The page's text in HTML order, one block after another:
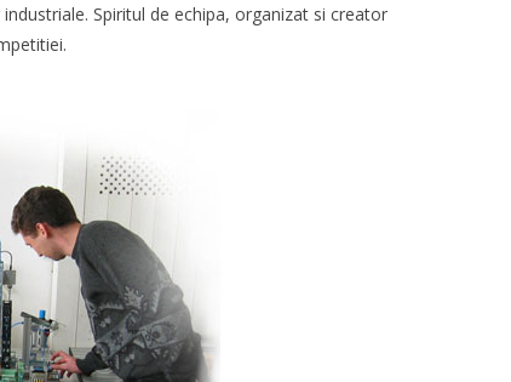
Spiritul de echipa, organizat si creator